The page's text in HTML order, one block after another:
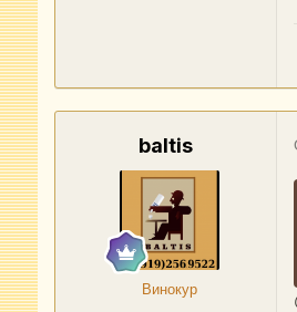
baltis
Винокур